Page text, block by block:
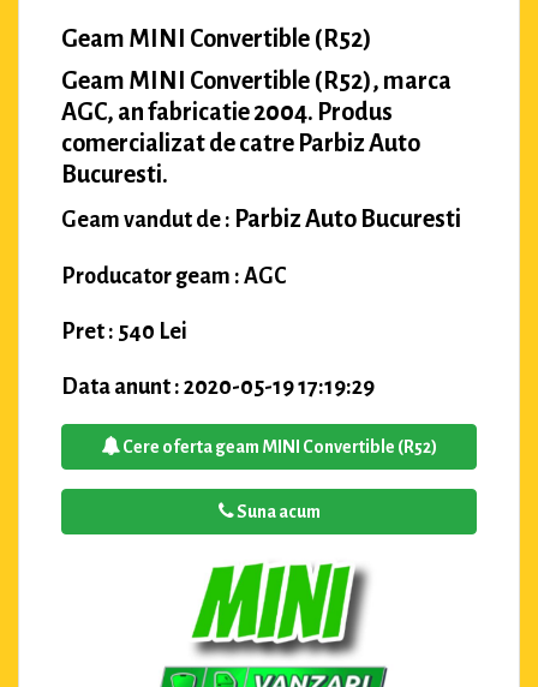
Geam MINI Convertible (R52)
Geam MINI Convertible (R52), marca
AGC, an fabricatie 2004. Produs
comercializat de catre Parbiz Auto
Bucuresti.
Geam vandut de : Parbiz Auto Bucuresti
Producator geam : AGC
Pret : 540 Lei
Data anunt : 2020-05-19 17:19:29
Cere oferta geam MINI Convertible (R52)
Suna acum